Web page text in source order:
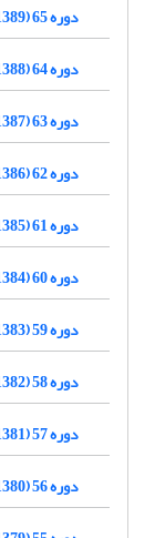
دوره 65 (1389)
دوره 64 (1388)
دوره 63 (1387)
دوره 62 (1386)
دوره 61 (1385)
دوره 60 (1384)
دوره 59 (1383)
دوره 58 (1382)
دوره 57 (1381)
دوره 56 (1380)